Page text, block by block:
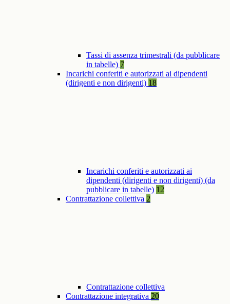
Tassi di assenza trimestrali (da pubblicare
in tabelle) 7
Incarichi conferiti e autorizzati ai dipendenti
(dirigenti e non dirigenti) 18
Incarichi conferiti e autorizzati ai
dipendenti (dirigenti e non dirigenti) (da
pubblicare in tabelle) 12
Contrattazione collettiva 2
Contrattazione collettiva
Contrattazione integrativa 20